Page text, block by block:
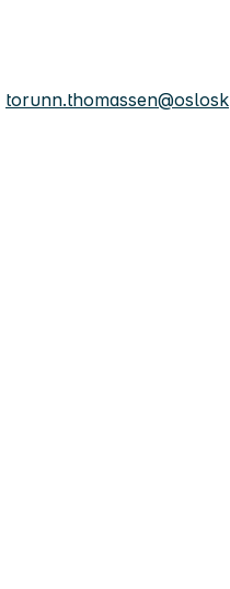
torunn.thomassen@oslosk